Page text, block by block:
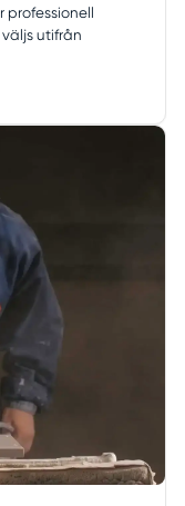
professionell
utifrån